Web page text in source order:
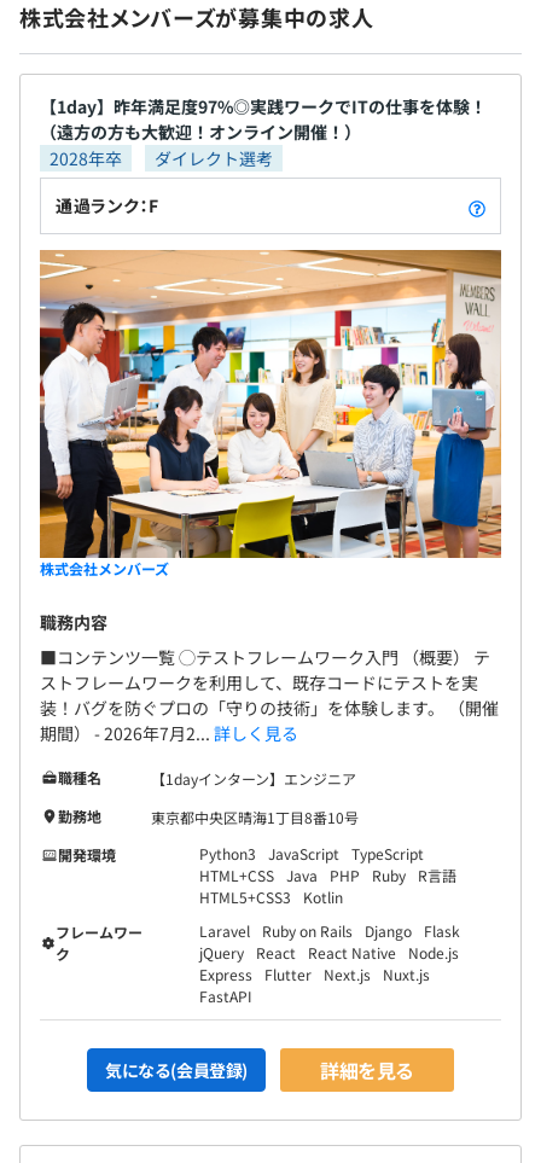
(3) クリエイティブに関わるスキル
ら振り返りまで行います。また短期的な成果だけでなく、
社員一人ひとりの中長期的なキャリア形成を行うと同時
に、メンバーズのミッション、ビジョンを実現すべく、個
人の目標設定には中長期キャリアも記載します。
※カンパニーによって、独自の評価制度を運用している場
合有り
バックオフィスを除く約3,000名がプロデューサーやクリ
エイターとして、モノづくりの現場で活躍しています。
平均3名～10名前後で開発をおこなっております。
株式会社メンバーズが募集中の求人
【1day】昨年満足度97%◎実践ワークでITの仕事を体験！
（遠方の方も大歓迎！オンライン開催！）
2028年卒
ダイレクト選考
通過ランク：F
株式会社メンバーズ
職務内容
■コンテンツ一覧 ◯テストフレームワーク入門 （概要） テ
ストフレームワークを利用して、既存コードにテストを実
装！バグを防ぐプロの「守りの技術」を体験します。 （開催
期間） - 2026年7月2... 詳しく見る
職種名
【1dayインターン】エンジニア
勤務地
東京都中央区晴海1丁目8番10号
開発環境
Python3 JavaScript
TypeScript
HTML+CSS Java PHP Ruby
R言語
HTML5+CSS3
Kotlin
フレームワー
ク
Laravel Ruby on Rails Django
Flask
jQuery
React React Native
Node.js
Express
Flutter Next.js
Nuxt.js
FastAPI
気になる(会員登録) 詳細を見る